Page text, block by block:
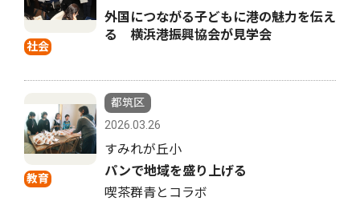
社会
外国につながる子どもに港の魅力を伝え
る 横浜港振興協会が見学会
教育
都筑区
2026.03.26
すみれが丘小
パンで地域を盛り上げる
喫茶群青とコラボ